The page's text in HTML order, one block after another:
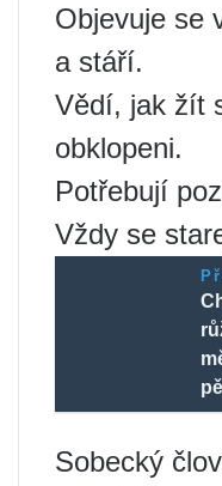
Objevuje se
a stáří.
Vědí, jak žít
obklopeni.
Potřebují
Vždy se
Sobecký